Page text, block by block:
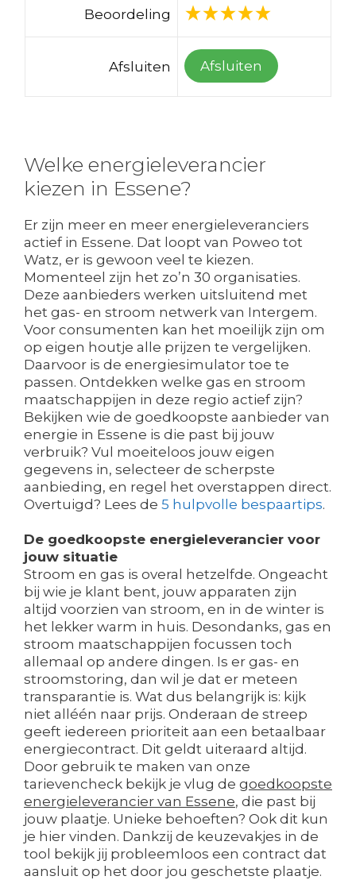
Beoordeling
Afsluiten Afsluiten
Welke energieleverancier
kiezen in Essene?
Er zijn meer en meer energieleveranciers
actief in Essene. Dat loopt van Poweo tot
Watz, er is gewoon veel te kiezen.
Momenteel zijn het zo’n 30 organisaties.
Deze aanbieders werken uitsluitend met
het gas- en stroom netwerk van Intergem.
Voor consumenten kan het moeilijk zijn om
op eigen houtje alle prijzen te vergelijken.
Daarvoor is de energiesimulator toe te
passen. Ontdekken welke gas en stroom
maatschappijen in deze regio actief zijn?
Bekijken wie de goedkoopste aanbieder van
energie in Essene is die past bij jouw
verbruik? Vul moeiteloos jouw eigen
gegevens in, selecteer de scherpste
aanbieding, en regel het overstappen direct.
Overtuigd? Lees de 5 hulpvolle bespaartips.
De goedkoopste energieleverancier voor
jouw situatie
Stroom en gas is overal hetzelfde. Ongeacht
bij wie je klant bent, jouw apparaten zijn
altijd voorzien van stroom, en in de winter is
het lekker warm in huis. Desondanks, gas en
stroom maatschappijen focussen toch
allemaal op andere dingen. Is er gas- en
stroomstoring, dan wil je dat er meteen
transparantie is. Wat dus belangrijk is: kijk
niet alléén naar prijs. Onderaan de streep
geeft iedereen prioriteit aan een betaalbaar
energiecontract. Dit geldt uiteraard altijd.
Door gebruik te maken van onze
tarievencheck bekijk je vlug de goedkoopste
energieleverancier van Essene, die past bij
jouw plaatje. Unieke behoeften? Ook dit kun
je hier vinden. Dankzij de keuzevakjes in de
tool bekijk jij probleemloos een contract dat
aansluit op het door jou geschetste plaatje.